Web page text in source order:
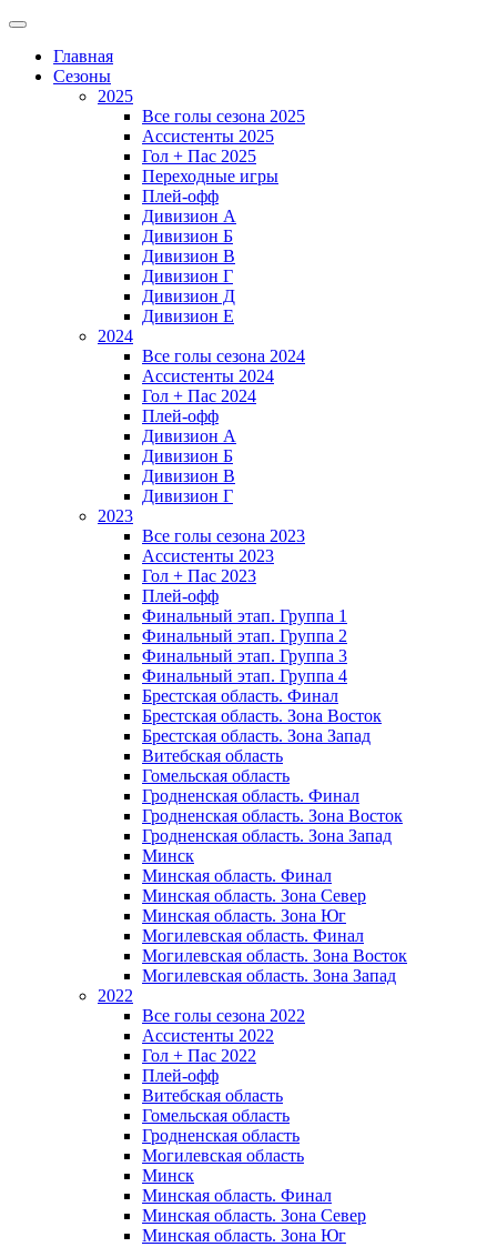
Главная
Сезоны
2025
Все голы сезона 2025
Ассистенты 2025
Гол + Пас 2025
Переходные игры
Плей-офф
Дивизион A
Дивизион Б
Дивизион В
Дивизион Г
Дивизион Д
Дивизион Е
2024
Все голы сезона 2024
Ассистенты 2024
Гол + Пас 2024
Плей-офф
Дивизион A
Дивизион Б
Дивизион В
Дивизион Г
2023
Все голы сезона 2023
Ассистенты 2023
Гол + Пас 2023
Плей-офф
Финальный этап. Группа 1
Финальный этап. Группа 2
Финальный этап. Группа 3
Финальный этап. Группа 4
Брестская область. Финал
Брестская область. Зона Восток
Брестская область. Зона Запад
Витебская область
Гомельская область
Гродненская область. Финал
Гродненская область. Зона Восток
Гродненская область. Зона Запад
Минск
Минская область. Финал
Минская область. Зона Север
Минская область. Зона Юг
Могилевская область. Финал
Могилевская область. Зона Восток
Могилевская область. Зона Запад
2022
Все голы сезона 2022
Ассистенты 2022
Гол + Пас 2022
Плей-офф
Витебская область
Гомельская область
Гродненская область
Могилевская область
Минск
Mинская область. Финал
Минская область. Зона Север
Минская область. Зона Юг